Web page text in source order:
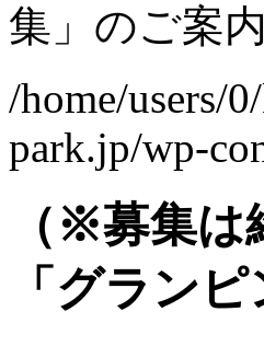
集」のご案
/home/users/
park.jp/wp-
（※募集
「グラン